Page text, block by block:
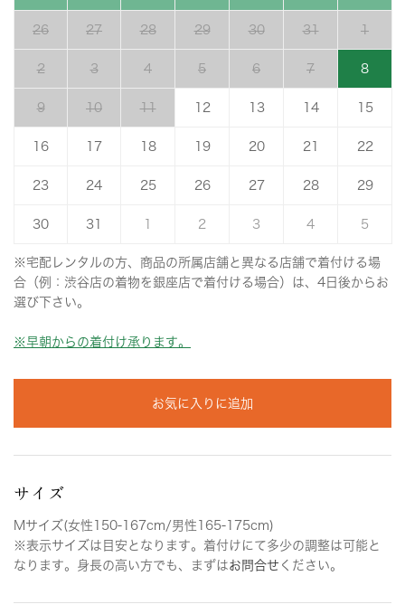
26 27 28 29 30 31 1
2 3 4 5 6 7 8
9 10 11 12 13 14 15
16 17 18 19 20 21 22
23 24 25 26 27 28 29
30 31 2 3 4 5
※宅配レンタルの方、商品の所属店舗と異なる店舗で着付ける場
合（例：渋谷店の着物を銀座店で着付ける場合）は、4日後からお
選び下さい。
※早朝からの着付け承ります。
お気に入りに追加
サイズ
Mサイズ(女性150-167cm/男性165-175cm)
※表示サイズは目安となります。着付けにて多少の調整は可能と
なります。身長の高い方でも、まずはお問合せ ください。